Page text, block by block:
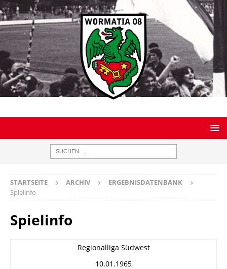
STARTSEITE ARCHIV
ERGEBNISDATENBANK
Spielinfo
Spielinfo
Regionalliga Südwest
10.01.1965